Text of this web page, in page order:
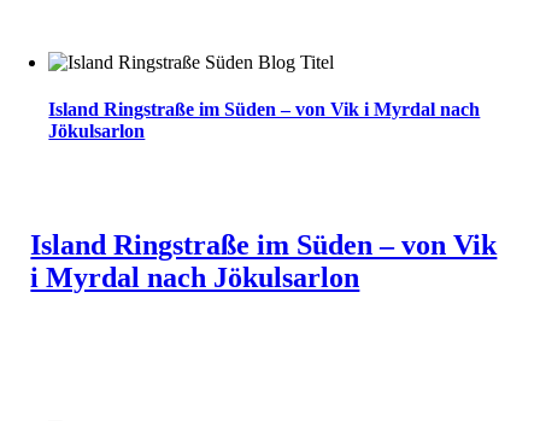
Island Ringstraße im Süden – von Vik i Myrdal nach
Jökulsarlon
Island Ringstraße im Süden – von Vik
i Myrdal nach Jökulsarlon